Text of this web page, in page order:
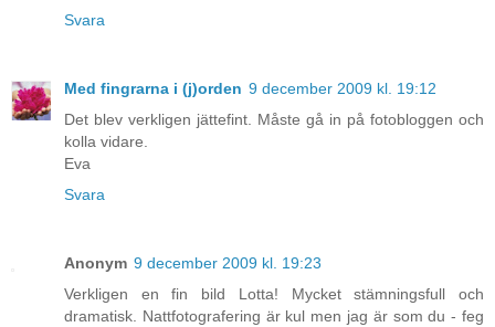
Svara
Med fingrarna i (j)orden 9 december 2009 kl. 19:12
Det blev verkligen jättefint. Måste gå in på fotobloggen och
kolla vidare.
Eva
Svara
Anonym 9 december 2009 kl. 19:23
Verkligen en fin bild Lotta! Mycket stämningsfull och
dramatisk. Nattfotografering är kul men jag är som du - feg